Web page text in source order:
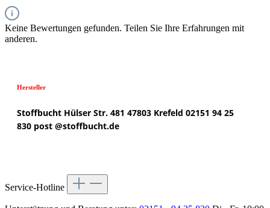
Keine Bewertungen gefunden. Teilen Sie Ihre Erfahrungen mit
anderen.
Hersteller
Stoffbucht Hülser Str. 481 47803 Krefeld 02151 94 25
830 post @stoffbucht.de
Service-Hotline